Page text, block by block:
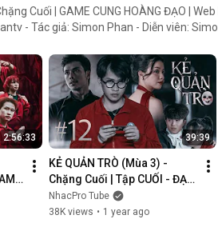
Cuối | GAME CUNG HOÀNG ĐẠO |
Huỳnh Nhựt,
hình thực tế, nhưng dần trở nên đen tối
Mục đích của KẺ QUẢN TRÒ là gì?. Và
seri web drama KẺ QUẢN TRÒ (Mùa
Nhựt Bnat _ Ca sĩ Bnat Bảo Ngân _
Nghệ sĩ Khánh Duy Simon Phan _ Em trai
2:56:33 39:39
KẺ QUẢN TRÒ (Mùa 3) -
Chặng Cuối | Tập CUỐI - ĐẠI
KẾT CỤC | GAME CUNG
HOÀNG ĐẠO || Web Drama
NhacPro Tube
38K views • 1 year ago